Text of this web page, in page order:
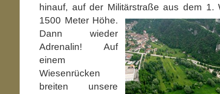
hinauf, auf der Militärstraße aus dem 1.
1500 Meter Höhe.
Dann wieder
Adrenalin! Auf
einem
Wiesenrücken
breiten unsere